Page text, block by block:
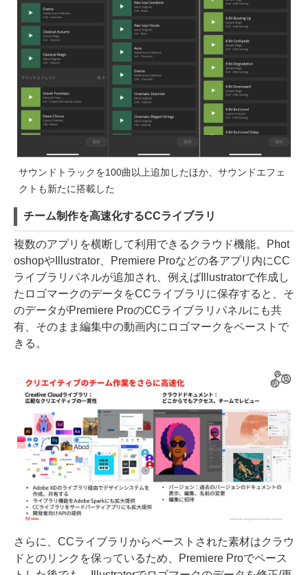
サウンドトラックを100曲以上追加したほか、サウンドエフェ
クトも新たに搭載した
チーム制作を高速化するCCライブラリ
複数のアプリを横断して利用できるクラウド機能。Phot
oshopやIllustrator、Premiere Proなどの各アプリ内にCC
ライブラリパネルが追加され、例えばIllustratorで作成し
たロゴマークのデータをCCライブラリに保存すると、そ
のデータがPremiere ProのCCライブラリパネルにも共
有、そのまま編集中の動画内にロゴマークをペーストで
きる。
さらに、CCライブラリからペーストされた素材はクラウ
ドとのリンクを保っているため、Premiere Proでペース